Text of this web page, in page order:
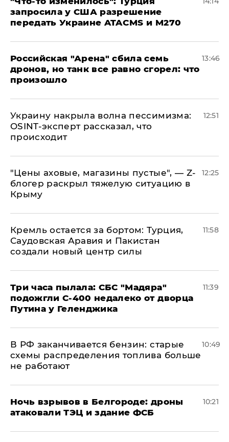
запросила у США разрешение
передать Украине ATACMS и M270
​Российская "Арена" сбила семь
дронов, но танк все равно сгорел: что
произошло
13:46
​Украину накрыла волна пессимизма:
OSINT-эксперт рассказал, что
происходит
12:51
​"Цены аховые, магазины пустые", — Z-
блогер раскрыл тяжелую ситуацию в
Крыму
12:25
​Кремль остается за бортом: Турция,
Саудовская Аравия и Пакистан
создали новый центр силы
11:58
Три часа пылала: СБС "Мадяра"
подожгли С-400 недалеко от дворца
Путина у Геленджика
11:39
​В РФ заканчивается бензин: старые
схемы распределения топлива больше
не работают
10:49
​Ночь взрывов в Белгороде: дроны
атаковали ТЭЦ и здание ФСБ
10:21